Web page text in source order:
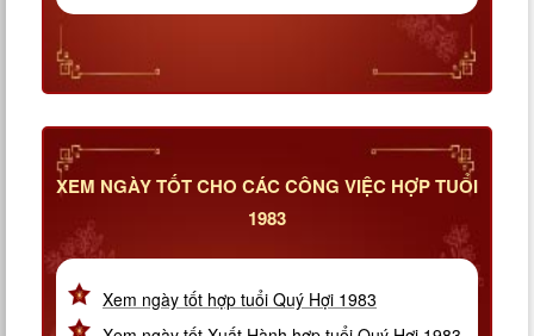
XEM NGÀY TỐT CHO CÁC CÔNG VIỆC HỢP TUỔI
1983
Xem ngày tốt hợp tuổi Quý Hợi 1983